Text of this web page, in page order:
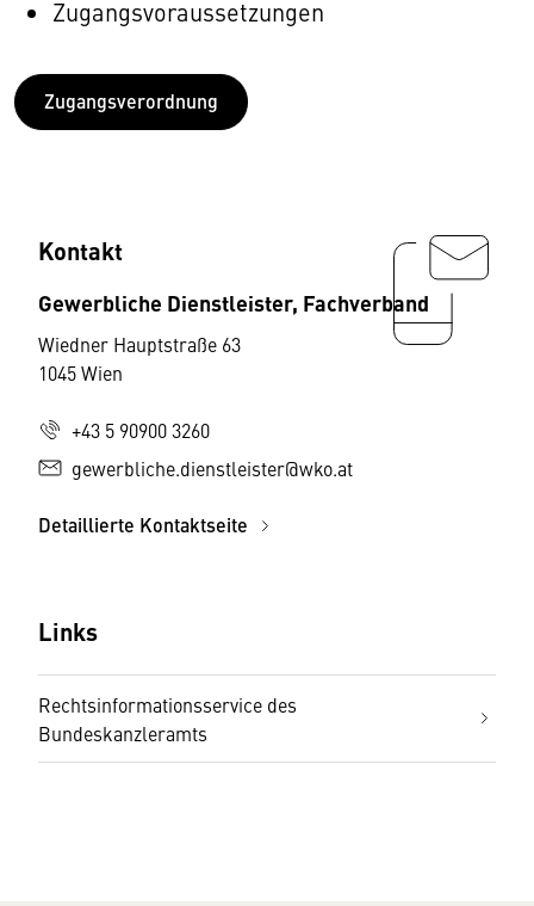
Zugangsvoraussetzungen
Zugangsverordnung
Kontakt
Gewerbliche Dienstleister, Fachverband
Wiedner Hauptstraße 63
1045 Wien
+43 5 90900 3260
gewerbliche.dienstleister@wko.at
Detaillierte Kontaktseite
Links
Rechtsinformationsservice des
Bundeskanzleramts